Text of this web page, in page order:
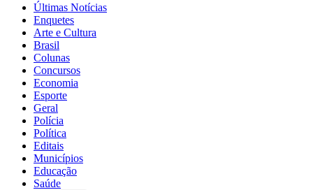
Últimas Notícias
Enquetes
Arte e Cultura
Brasil
Colunas
Concursos
Economia
Esporte
Geral
Polícia
Política
Editais
Municípios
Educação
Saúde